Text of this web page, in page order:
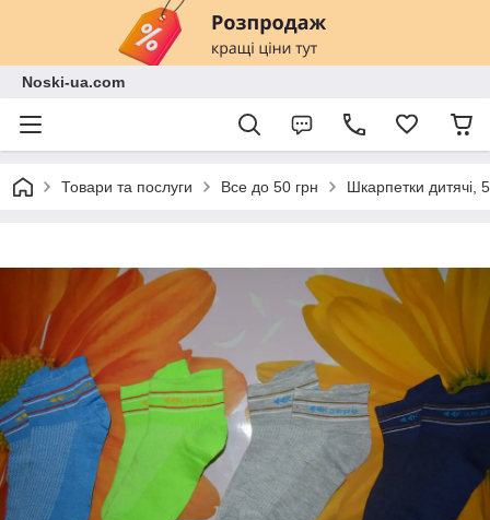
Noski-ua.com
Товари та послуги Все до 50 грн Шкарпетки дитячі,